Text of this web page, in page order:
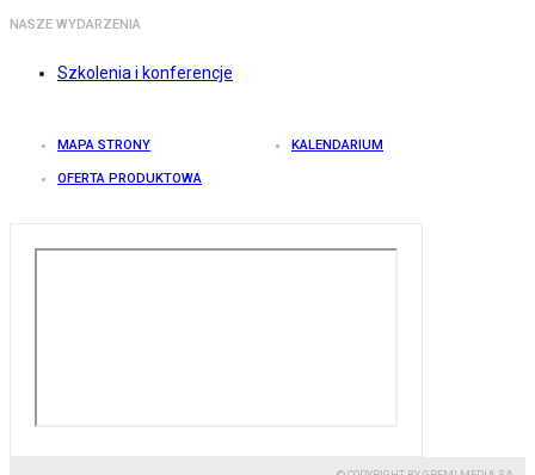
NASZE WYDARZENIA
Szkolenia i konferencje
MAPA STRONY KALENDARIUM
OFERTA PRODUKTOWA